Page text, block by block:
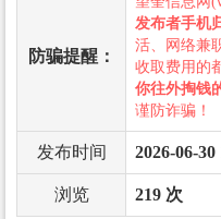
防骗提醒：
发布者手机
活、网络兼
收取费用的
你往外掏钱
谨防诈骗！
发布时间 2026-06-30
浏览 219 次